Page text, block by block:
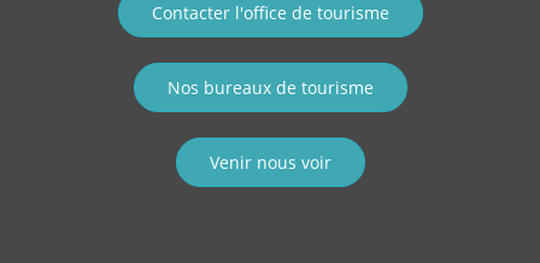
Contacter l'office de tourisme
Nos bureaux de tourisme
Venir nous voir